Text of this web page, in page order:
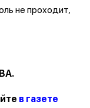
не проходит,
в газете